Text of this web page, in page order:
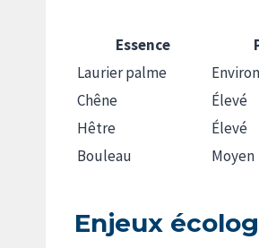
Essence
Laurier palme
Chêne
Élevé
Hêtre
Élevé
Bouleau
Moyen
Enjeux